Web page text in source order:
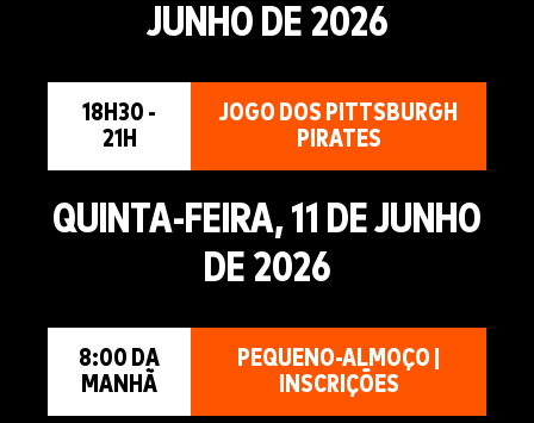
JUNHO DE 2026
18H30 -
21H
JOGO DOS PITTSBURGH
PIRATES
QUINTA-FEIRA, 11 DE JUNHO
DE 2026
8:00 DA
MANHÃ
PEQUENO-ALMOÇO |
INSCRIÇÕES